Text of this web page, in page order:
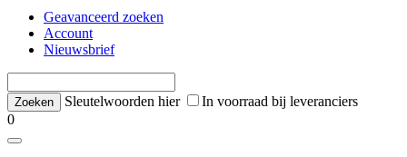
Geavanceerd zoeken
Account
Nieuwsbrief
Sleutelwoorden hier
In voorraad bij leveranciers
0